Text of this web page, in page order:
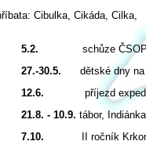
Cibulka, Cikáda, Cilka,
5.2. schůze ČSOP
27.-30.5. dětské dny na
12.6. příjezd expedice
21.8. - 10.9. tábor,
7.10. II ročník